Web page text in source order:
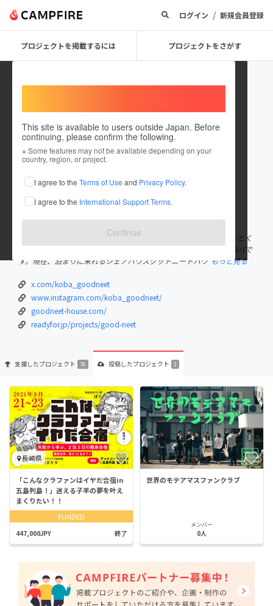
ログイン / 新規会員登録
プロジェクトを掲載するには プロジェクトをさがす
This site is available to users outside Japan. Before
continuing, please confirm the following.
※ Some features may not be available depending on your
country, region, or project.
I agree to the Terms of Use and Privacy Policy.
I agree to the International Support Terms.
Continue
koba_goodneet
これまでに76回支援して2件のプロジェクトを投稿しています
在住国：日本 現在地：長崎県
出身国：日本 出身地：宮城県
長崎県の端っこ、五島列島の福江島で「グッとくるニートが、グッとく
る世界をつくる」をテーマにグットニートカンパニーをしているコバで
す。現在、泊まりに来れるシェアハウスグットニートハウ もっと見る
x.com/koba_goodneet
www.instagram.com/koba_goodneet/
goodneet-house.com/
readyfor.jp/projects/good-neet
支援したプロジェクト 76 投稿したプロジェクト 2
長崎県
「こんなクラファンはイヤだ合宿in
五島列島！」迷える子羊の夢を叶え
まくりたい！！
FUNDED
447,000JPY 終了
世界のモテアマスファンクラブ
メンバー
0人